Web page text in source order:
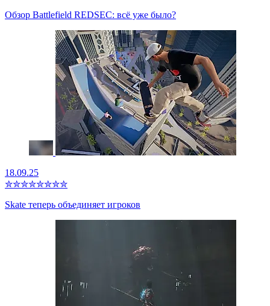
Обзор Battlefield REDSEC: всё уже было?
18.09.25
✮✮✮✮✮✮✮✮
Skate теперь объединяет игроков